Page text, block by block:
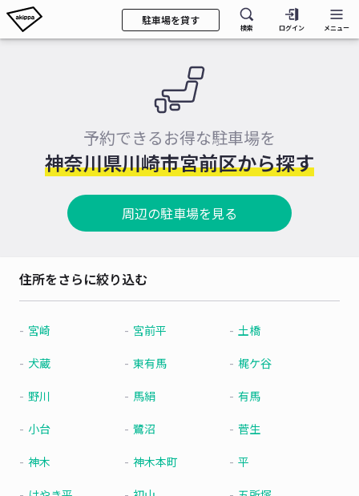
駐車場を貸す
検索 ログイン メニュー
予約できるお得な駐車場を
神奈川県川崎市宮前区から探す
周辺の駐車場を見る
住所をさらに絞り込む
宮崎 宮前平 土橋
犬蔵 東有馬 梶ケ谷
野川 馬絹 有馬
小台 鷺沼 菅生
神木 神木本町 平